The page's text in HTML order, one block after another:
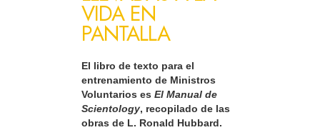
VIDA EN
PANTALLA
El libro de texto para el
entrenamiento de Ministros
Voluntarios es El Manual de
Scientology, recopilado de las
obras de L. Ronald Hubbard.